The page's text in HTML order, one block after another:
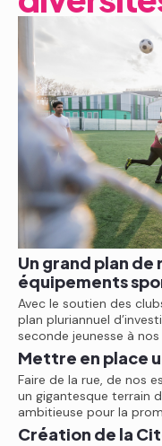
Un grand plan
équipements
Avec le soutien des
plan pluriannuel
seconde jeunesse à
Mettre en place
Faire de la rue, de nos
un gigantesque terrain
ambitieuse pour la
Création de la